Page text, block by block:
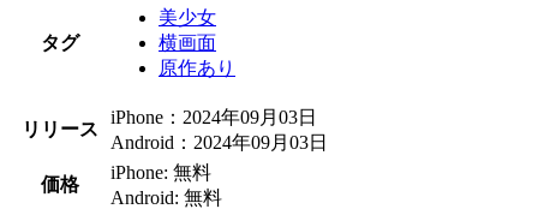
タグ
美少女
横画面
原作あり
リリース
iPhone：2024年09月03日
Android：2024年09月03日
価格
iPhone: 無料
Android: 無料